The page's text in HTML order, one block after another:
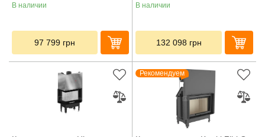
В наличии
97 799 грн
В наличии
132 098 грн
Рекомендуем